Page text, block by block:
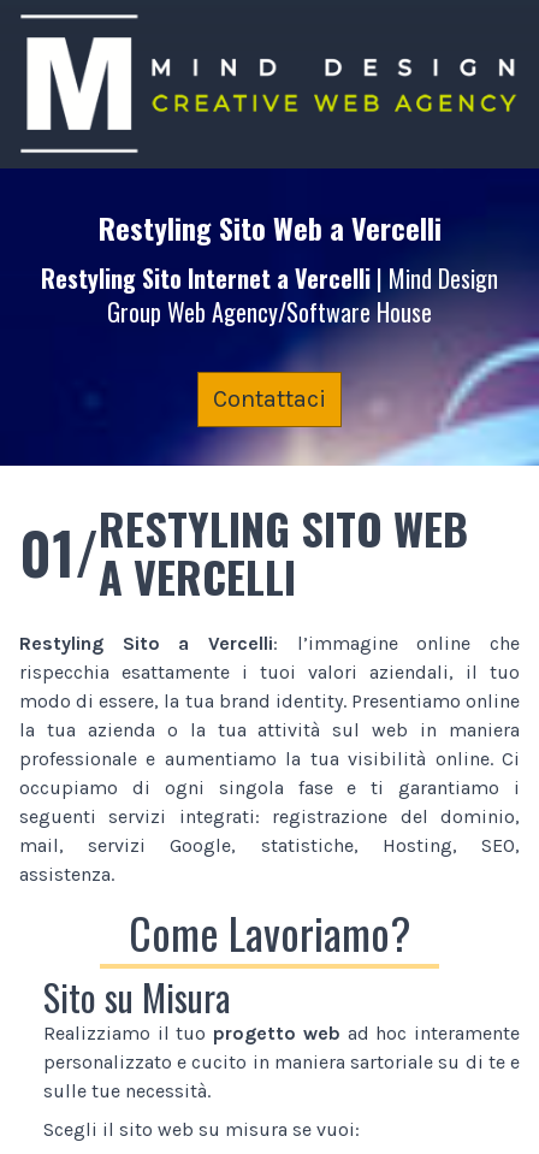
Restyling Sito Web a Vercelli
Restyling Sito Internet a Vercelli | Mind Design
Group Web Agency/Software House
Contattaci
01/RESTYLING SITO WEB
A VERCELLI
Restyling Sito a Vercelli: l’immagine online che
rispecchia esattamente i tuoi valori aziendali, il tuo
modo di essere, la tua brand identity. Presentiamo online
la tua azienda o la tua attività sul web in maniera
professionale e aumentiamo la tua visibilità online. Ci
occupiamo di ogni singola fase e ti garantiamo i
seguenti servizi integrati: registrazione del dominio,
mail, servizi Google, statistiche, Hosting, SEO,
assistenza.
Come Lavoriamo?
Sito su Misura
Realizziamo il tuo progetto web ad hoc interamente
personalizzato e cucito in maniera sartoriale su di te e
sulle tue necessità.
Scegli il sito web su misura se vuoi: